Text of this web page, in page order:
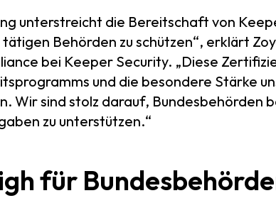
unterstreicht die Bereitschaft von
Behörden zu schützen“, erklärt
bei Keeper Security. „Diese
und die besondere Stärke
Wir sind stolz darauf, Bundesbehörden
zu unterstützen.“
für